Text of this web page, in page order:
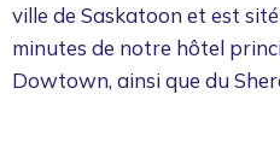
ville de Saskatoon et est
minutes de notre hôtel
Dowtown, ainsi que du